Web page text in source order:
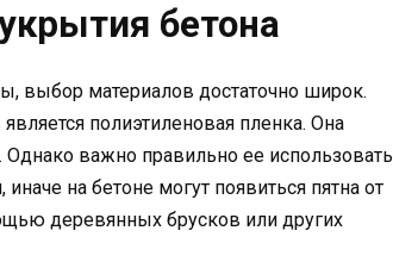
бетона
выбор материалов достаточно широк.
полиэтиленовая пленка. Она
важно правильно ее использовать
на бетоне могут появиться пятна от
деревянных брусков или других